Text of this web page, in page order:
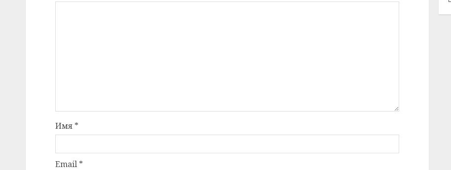
Имя *
Email *